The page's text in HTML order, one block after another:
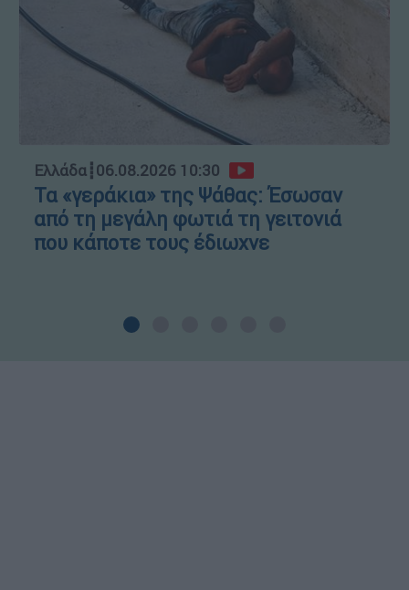
Ελλάδα┋06.08.2026 10:30
Τα «γεράκια» της Ψάθας: Έσωσαν
από τη μεγάλη φωτιά τη γειτονιά
που κάποτε τους έδιωχνε